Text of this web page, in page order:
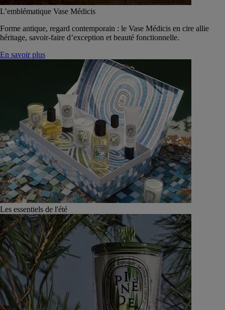
L’emblématique Vase Médicis
Forme antique, regard contemporain : le Vase Médicis en cire allie
héritage, savoir-faire d’exception et beauté fonctionnelle.
En savoir plus
Les essentiels de l'été